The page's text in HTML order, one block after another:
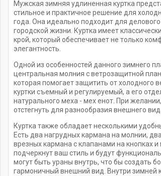
Мужская зимняя удлиненная куртка
стильное и практичное решение для
года. Она идеально подходит для делового
городской жизни. Куртка имеет
крой, который обеспечивает не только
элегантность.
Одной из особенностей данного зимнего
центральная молния с ветрозащитной
которая помогает защитить от холодного
куртки съемный и регулируемый, а его
натурального меха - мех енот. При
отстегнуть для разнообразия внешнего
Куртка также обладает несколькими
Есть два нагрудных кармана на молнии,
врезных кармана с клапанами на кнопках и
подчеркнут ваш стиль и будут
могут быть ураны внутрь, что бы создать
гармоничный внешний вид. Внутри зимней